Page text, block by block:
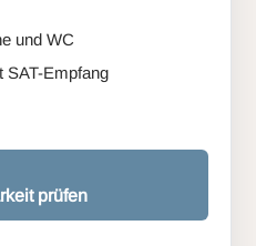
und WC
SAT-Empfang
prüfen